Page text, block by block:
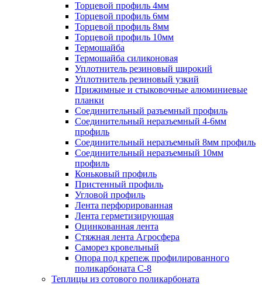
Торцевой профиль 4мм
Торцевой профиль 6мм
Торцевой профиль 8мм
Торцевой профиль 10мм
Термошайба
Термошайба силиконовая
Уплотнитель резиновый широкий
Уплотнитель резиновый узкий
Прижимные и стыковочные алюминиевые
планки
Соединительный разъемный профиль
Соединительный неразъемный 4-6мм
профиль
Соединительный неразъемный 8мм профиль
Соединительный неразъемный 10мм
профиль
Коньковый профиль
Пристенный профиль
Угловой профиль
Лента перфорированная
Лента герметизирующая
Оцинкованная лента
Стяжная лента Агросфера
Саморез кровельный
Опора под крепеж профилированного
поликарбоната С-8
Теплицы из сотового поликарбоната